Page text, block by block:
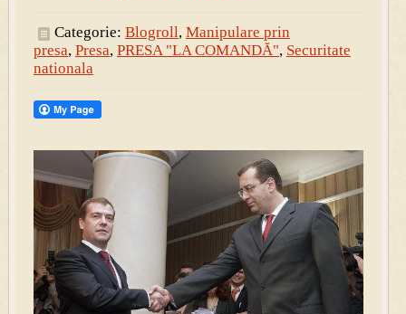
Categorie: Blogroll, Manipulare prin
presa, Presa, PRESA "LA COMANDĂ", Securitate
nationala